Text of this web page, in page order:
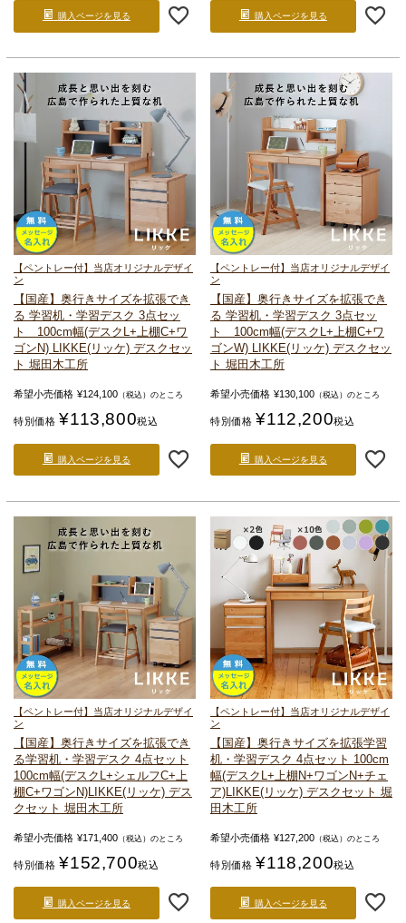
購入ページを見る 購入ページを見る
【ペントレー付】当店オリジナルデザイ
ン
【国産】奥行きサイズを拡張でき
る 学習机・学習デスク 3点セッ
ト 100cm幅(デスクL+上棚C+ワ
ゴンN) LIKKE(リッケ) デスクセッ
ト 堀田木工所
希望小売価格 ¥124,100 （税込）のところ
特別価格 ¥113,800税込
購入ページを見る
【ペントレー付】当店オリジナルデザイ
ン
【国産】奥行きサイズを拡張でき
る 学習机・学習デスク 3点セッ
ト 100cm幅(デスクL+上棚C+ワ
ゴンW) LIKKE(リッケ) デスクセッ
ト 堀田木工所
希望小売価格 ¥130,100 （税込）のところ
特別価格 ¥112,200税込
購入ページを見る
【ペントレー付】当店オリジナルデザイ
ン
【国産】奥行きサイズを拡張でき
る学習机・学習デスク 4点セット
100cm幅(デスクL+シェルフC+上
棚C+ワゴンN)LIKKE(リッケ) デス
クセット 堀田木工所
希望小売価格 ¥171,400 （税込）のところ
特別価格 ¥152,700税込
購入ページを見る
【ペントレー付】当店オリジナルデザイ
ン
【国産】奥行きサイズを拡張学習
机・学習デスク 4点セット 100cm
幅(デスクL+上棚N+ワゴンN+チェ
ア)LIKKE(リッケ) デスクセット 堀
田木工所
希望小売価格 ¥127,200 （税込）のところ
特別価格 ¥118,200税込
購入ページを見る